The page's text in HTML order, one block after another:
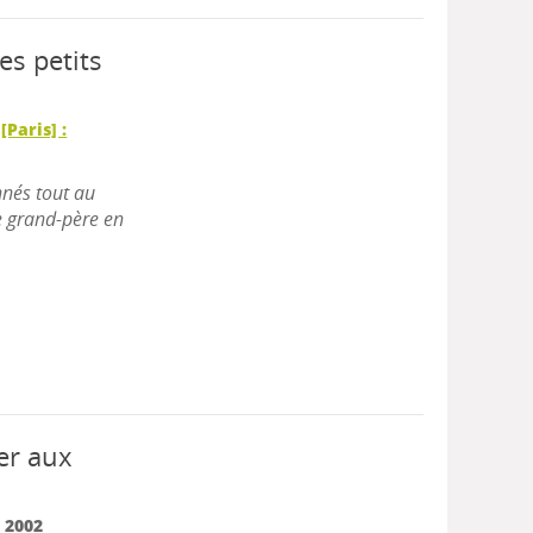
petits
[Paris] :
tout au
grand-père en
aux
2002